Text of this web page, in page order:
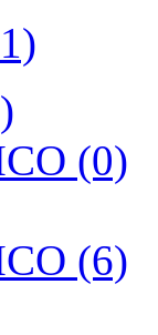
(0)
(6)